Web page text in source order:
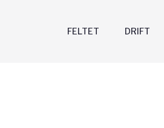
DRIFT
FELTET